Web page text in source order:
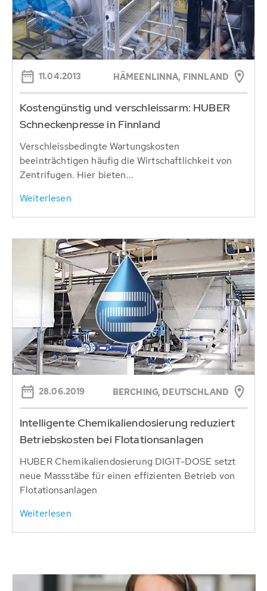
11.04.2013 HÄMEENLINNA, FINNLAND
Kostengünstig und verschleissarm: HUBER
Schneckenpresse in Finnland
Verschleissbedingte Wartungskosten
beeinträchtigen häufig die Wirtschaftlichkeit von
Zentrifugen. Hier bieten...
Weiterlesen
28.06.2019 BERCHING, DEUTSCHLAND
Intelligente Chemikaliendosierung reduziert
Betriebskosten bei Flotationsanlagen
HUBER Chemikaliendosierung DIGIT-DOSE setzt
neue Massstäbe für einen effizienten Betrieb von
Flotationsanlagen
Weiterlesen